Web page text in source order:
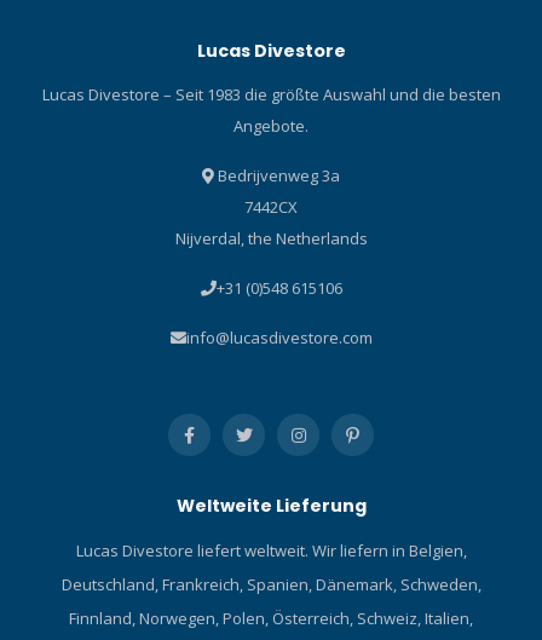
Lucas Divestore
Lucas Divestore – Seit 1983 die größte Auswahl und die besten
Angebote.
Bedrijvenweg 3a
7442CX
Nijverdal, the Netherlands
+31 (0)548 615106
info@lucasdivestore.com
Weltweite Lieferung
Lucas Divestore liefert weltweit. Wir liefern in Belgien,
Deutschland, Frankreich, Spanien, Dänemark, Schweden,
Finnland, Norwegen, Polen, Österreich, Schweiz, Italien,